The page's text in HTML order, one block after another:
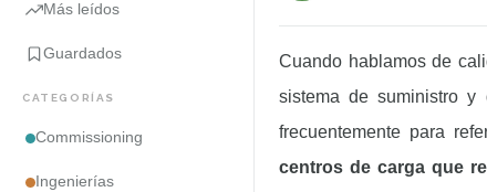
Más leídos
Guardados
CATEGORÍAS
Commissioning
Ingenierías
Cuando hablamos de
sistema de suministro y
frecuentemente para
centros de carga que